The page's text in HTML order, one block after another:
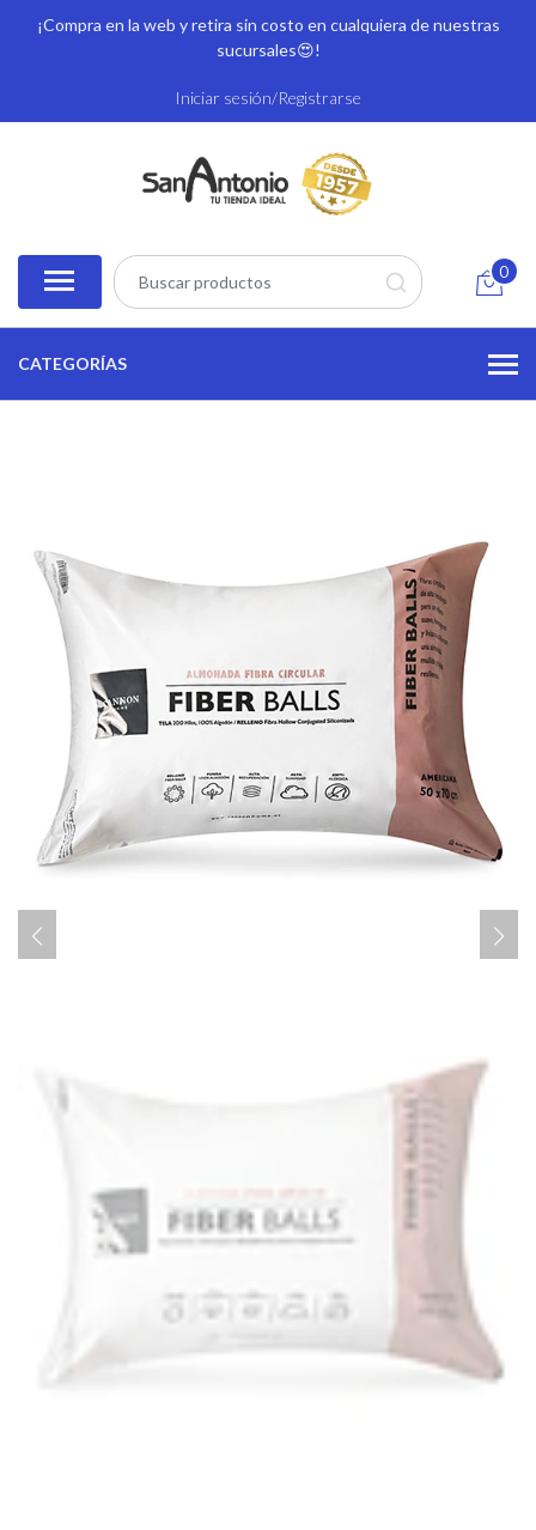
¡Compra en la web y retira sin costo en cualquiera de nuestras
sucursales😍!
Iniciar sesión/Registrarse
0
CATEGORÍAS